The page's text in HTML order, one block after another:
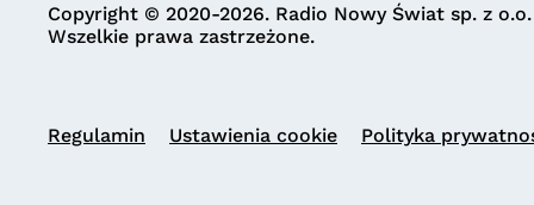
Copyright © 2020-2026. Radio Nowy Świat sp. z o.o.
Wszelkie prawa zastrzeżone.
Regulamin Ustawienia cookie Polityka